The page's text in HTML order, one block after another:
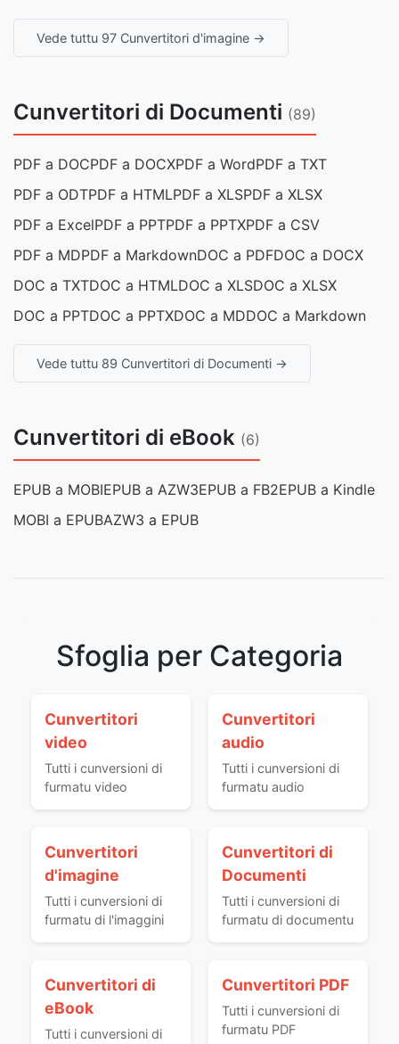
Vede tuttu 97 Cunvertitori d'imagine →
Cunvertitori di Documenti (89)
PDF a DOCPDF a DOCXPDF a WordPDF a TXT
PDF a ODTPDF a HTMLPDF a XLSPDF a XLSX
PDF a ExcelPDF a PPTPDF a PPTXPDF a CSV
PDF a MDPDF a MarkdownDOC a PDFDOC a DOCX
DOC a TXTDOC a HTMLDOC a XLSDOC a XLSX
DOC a PPTDOC a PPTXDOC a MDDOC a Markdown
Vede tuttu 89 Cunvertitori di Documenti →
Cunvertitori di eBook (6)
EPUB a MOBIEPUB a AZW3EPUB a FB2EPUB a Kindle
MOBI a EPUBAZW3 a EPUB
Sfoglia per Categoria
Cunvertitori
video
Tutti i cunversioni di
furmatu video
Cunvertitori
audio
Tutti i cunversioni di
furmatu audio
Cunvertitori
d'imagine
Tutti i cunversioni di
furmatu di l'imaggini
Cunvertitori di
Documenti
Tutti i cunversioni di
furmatu di documentu
Cunvertitori di
eBook
Tutti i cunversioni di
Cunvertitori PDF
Tutti i cunversioni di
furmatu PDF